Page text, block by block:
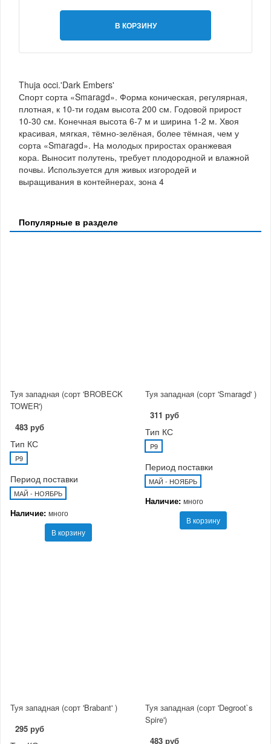
В КОРЗИНУ
Thuja occi.'Dark Embers'
Спорт сорта «Smaragd». Форма коническая, регулярная,
плотная, к 10-ти годам высота 200 см. Годовой прирост
10-30 см. Конечная высота 6-7 м и ширина 1-2 м. Хвоя
красивая, мягкая, тёмно-зелёная, более тёмная, чем у
сорта «Smaragd». На молодых приростах оранжевая
кора. Выносит полутень, требует плодородной и влажной
почвы. Используется для живых изгородей и
выращивания в контейнерах, зона 4
Популярные в разделе
Туя западная (сорт 'BROBECK
TOWER')
483 руб
Тип КС
P9
Период поставки
МАЙ - НОЯБРЬ
Наличие: много
В корзину
Туя западная (сорт 'Smaragd' )
311 руб
Тип КС
P9
Период поставки
МАЙ - НОЯБРЬ
Наличие: много
В корзину
Туя западная (сорт 'Brabant' )
295 руб
Туя западная (сорт 'Degroot`s
Spire')
483 руб